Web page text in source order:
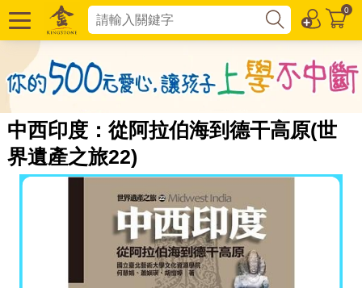
0
中西印度：從阿拉伯海到德干高原(世
界遺產之旅22)